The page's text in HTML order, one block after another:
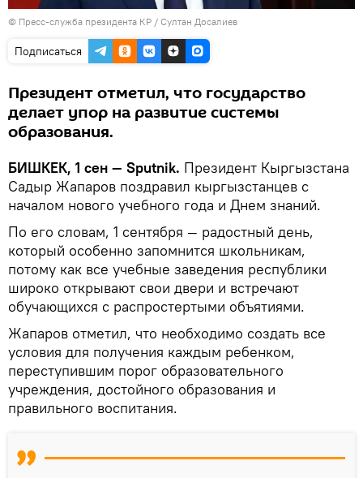
© Пресс-служба президента КР / Султан Досалиев
Подписаться
Президент отметил, что государство
делает упор на развитие системы
образования.
БИШКЕК, 1 сен — Sputnik. Президент Кыргызстана
Садыр Жапаров поздравил кыргызстанцев с
началом нового учебного года и Днем знаний.
По его словам, 1 сентября — радостный день,
который особенно запомнится школьникам,
потому как все учебные заведения республики
широко открывают свои двери и встречают
обучающихся с распростертыми объятиями.
Жапаров отметил, что необходимо создать все
условия для получения каждым ребенком,
переступившим порог образовательного
учреждения, достойного образования и
правильного воспитания.